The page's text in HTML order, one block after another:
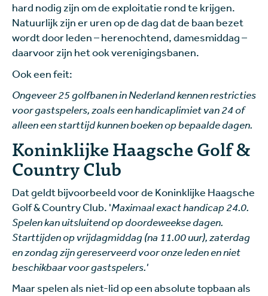
hard nodig zijn om de exploitatie rond te krijgen.
Natuurlijk zijn er uren op de dag dat de baan bezet
wordt door leden – herenochtend, damesmiddag –
daarvoor zijn het ook verenigingsbanen.
Ook een feit:
Ongeveer 25 golfbanen in Nederland kennen restricties
voor gastspelers, zoals een handicaplimiet van 24 of
alleen een starttijd kunnen boeken op bepaalde dagen.
Koninklijke Haagsche Golf &
Country Club
Dat geldt bijvoorbeeld voor de Koninklijke Haagsche
Golf & Country Club. 'Maximaal exact handicap 24.0.
Spelen kan uitsluitend op doordeweekse dagen.
Starttijden op vrijdagmiddag (na 11.00 uur), zaterdag
en zondag zijn gereserveerd voor onze leden en niet
beschikbaar voor gastspelers.'
Maar spelen als niet-lid op een absolute topbaan als